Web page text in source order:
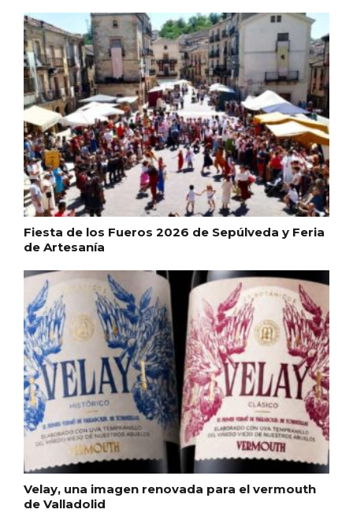
Fiesta de los Fueros 2026 de Sepúlveda y Feria
de Artesanía
Velay, una imagen renovada para el vermouth
de Valladolid
El árbol de Navidad de Fuenterrebollo